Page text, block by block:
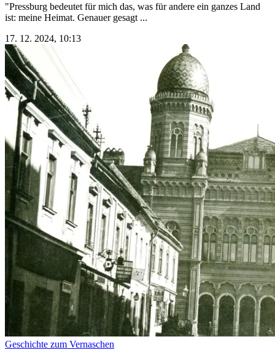
"Pressburg bedeutet für mich das, was für andere ein ganzes Land
ist: meine Heimat. Genauer gesagt ...
17. 12. 2024, 10:13
Geschichte zum Vernaschen